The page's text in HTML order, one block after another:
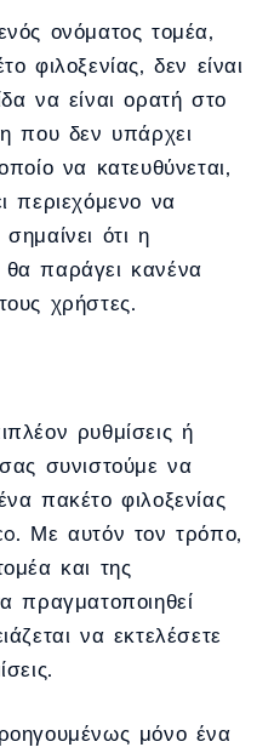
ονόματος τομέα,
φιλοξενίας, δεν είναι
να είναι ορατή στο
που δεν υπάρχει
να κατευθύνεται,
περιεχόμενο να
ότι η
παράγει κανένα
χρήστες.
ρυθμίσεις ή
συνιστούμε να
πακέτο φιλοξενίας
Με αυτόν τον τρόπο,
και της
πραγματοποιηθεί
να εκτελέσετε
μόνο ένα